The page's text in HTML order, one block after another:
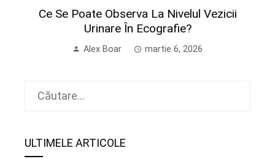
Ce Se Poate Observa La Nivelul Vezicii
Urinare În Ecografie?
Alex Boar martie 6, 2026
Caută
ULTIMELE ARTICOLE